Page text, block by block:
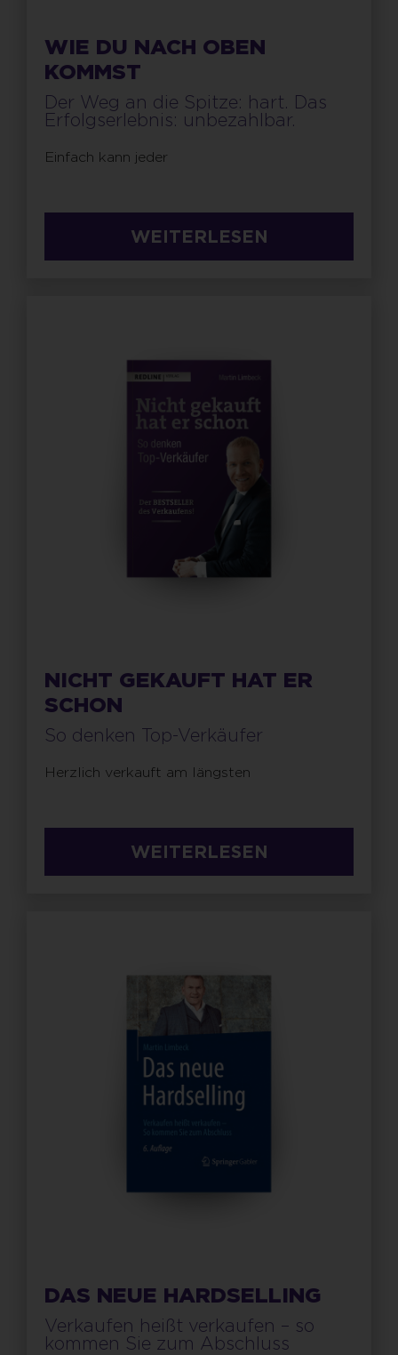
WIE DU NACH OBEN
KOMMST
Der Weg an die Spitze: hart. Das
Erfolgserlebnis: unbezahlbar.
Einfach kann jeder
WEITERLESEN
NICHT GEKAUFT HAT ER
SCHON
So denken Top-Verkäufer
Herzlich verkauft am längsten
WEITERLESEN
DAS NEUE HARDSELLING
Verkaufen heißt verkaufen – so
kommen Sie zum Abschluss